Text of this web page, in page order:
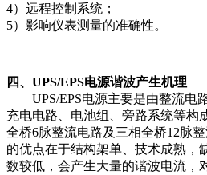
4）远程控制系统；
5）影响仪表测量的准确性。
四、UPS/EPS电源谐波产生机理
UPS/EPS电源主要是由整流电路
充电电路、电池组、旁路系统等构
全桥6脉整流电路及三相全桥12脉
的优点在于结构架单、技术成熟，
数较低，会产生大量的谐波电流，